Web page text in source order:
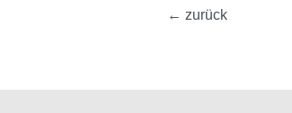
Beitragsnavigation
← zurück